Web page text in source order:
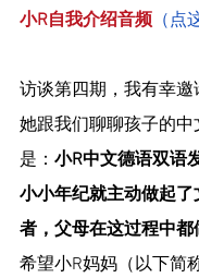
小R自我介绍音频（点
访谈第四期，我有幸
她跟我们聊聊孩子的
是： 小R中文德语双语
小小年纪就主动做起
者，父母在这过程中都
希望小R妈妈（以下简